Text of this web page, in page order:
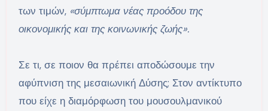
των τιμών, «σύμπτωμα νέας προόδου της
οικονομικής και της κοινωνικής ζωής».
Σε τι, σε ποιον θα πρέπει αποδώσουμε την
αφύπνιση της μεσαιωνική Δύσης; Στον αντίκτυπο
που είχε η διαμόρφωση του μουσουλμανικού